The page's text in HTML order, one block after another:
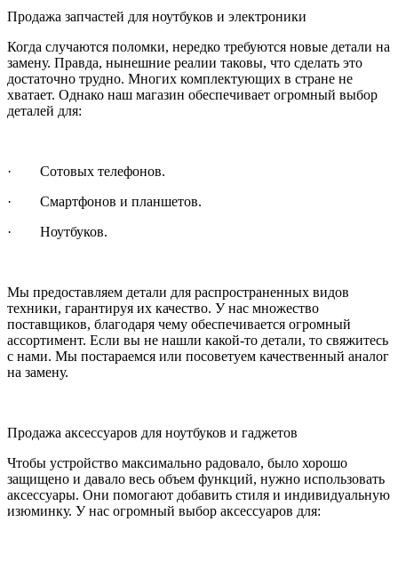
Продажа запчастей для ноутбуков и электроники
Когда случаются поломки, нередко требуются новые детали на
замену. Правда, нынешние реалии таковы, что сделать это
достаточно трудно. Многих комплектующих в стране не
хватает. Однако наш магазин обеспечивает огромный выбор
деталей для:
· Сотовых телефонов.
· Смартфонов и планшетов.
· Ноутбуков.
Мы предоставляем детали для распространенных видов
техники, гарантируя их качество. У нас множество
поставщиков, благодаря чему обеспечивается огромный
ассортимент. Если вы не нашли какой-то детали, то свяжитесь
с нами. Мы постараемся или посоветуем качественный аналог
на замену.
Продажа аксессуаров для ноутбуков и гаджетов
Чтобы устройство максимально радовало, было хорошо
защищено и давало весь объем функций, нужно использовать
аксессуары. Они помогают добавить стиля и индивидуальную
изюминку. У нас огромный выбор аксессуаров для: